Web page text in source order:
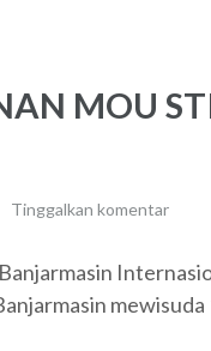
MOU
Tinggalkan komentar
mewisuda